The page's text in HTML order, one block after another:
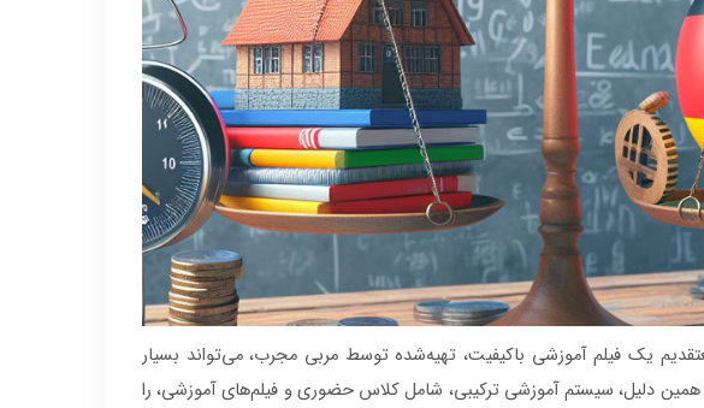
یک فیلم آموزشی باکیفیت، تهیه‌شده توسط مربی مجرب، می‌تواند بسیار
همین دلیل، سیستم آموزشی ترکیبی، شامل کلاس حضوری و فیلم‌های آموزشی، را